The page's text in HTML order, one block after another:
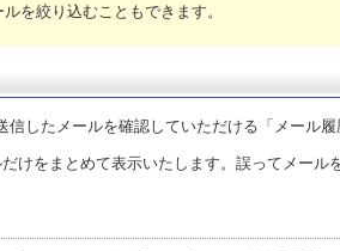
を絞り込むこともできます。
したメールを確認していただける「メール履
けをまとめて表示いたします。誤ってメール